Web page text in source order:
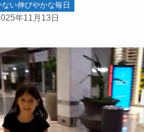
い伸びやかな毎日
年11月13日